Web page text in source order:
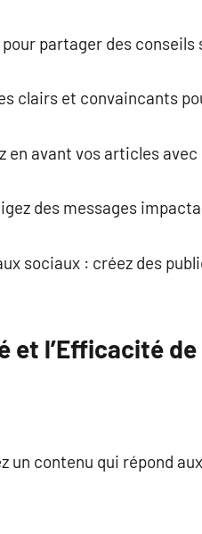
partager des
clairs et convaincants
en avant vos articles
des messages
sociaux : créez des
et l’Efficacité de
un contenu qui répond